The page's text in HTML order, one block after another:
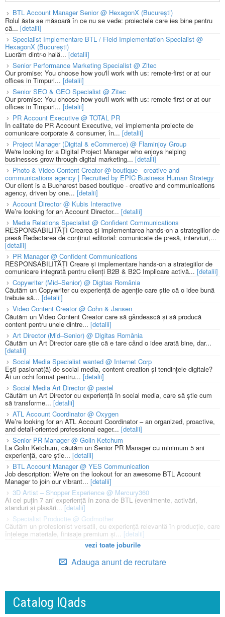
BTL Account Manager Senior @ HexagonX (București)
Rolul ăsta se măsoară în ce nu se vede: proiectele care ies bine pentru
că... [detalii]
Specialist Implementare BTL / Field Implementation Specialist @
HexagonX (București)
Lucrăm dintr-o hală...[detalii]
Senior Performance Marketing Specialist @ Zitec
Our promise: You choose how you'll work with us: remote-first or at our
offices in Timpuri... [detalii]
Senior SEO & GEO Specialist @ Zitec
Our promise: You choose how you'll work with us: remote-first or at our
offices in Timpuri... [detalii]
PR Account Executive @ TOTAL PR
În calitate de PR Account Executive, vei implementa proiecte de
comunicare corporate & consumer, în... [detalii]
Project Manager (Digital & eCommerce) @ Flaminjoy Group
We're looking for a Digital Project Manager who enjoys helping
businesses grow through digital marketing... [detalii]
Photo & Video Content Creator @ boutique - creative and
communications agency | Recruited by EPIC Business Human Strategy
Our client is a Bucharest based boutique - creative and communications
agency, driven by one... [detalii]
Account Director @ Kubis Interactive
We’re looking for an Account Director... [detalii]
Media Relations Specialist @ Confident Communications
RESPONSABILITĂȚI Crearea și implementarea hands-on a strategiilor de
presă Redactarea de conținut editorial: comunicate de presă, interviuri,...
[detalii]
PR Manager @ Confident Communications
RESPONSABILITĂȚI Creare și implementare hands-on a strategiilor de
comunicare integrată pentru clienți B2B & B2C Implicare activă... [detalii]
Copywriter (Mid–Senior) @ Digitas România
Căutăm un Copywriter cu experiență de agenție care știe că o idee bună
trebuie să... [detalii]
Video Content Creator @ Cohn & Jansen
Căutăm un Video Content Creator care să gândească și să producă
content pentru unele dintre... [detalii]
Art Director (Mid–Senior) @ Digitas România
Căutăm un Art Director care știe că e tare când o idee arată bine, dar...
[detalii]
Social Media Specialist wanted @ Internet Corp
Ești pasionat(ă) de social media, content creation și tendințele digitale?
Ai un ochi format pentru... [detalii]
Social Media Art Director @ pastel
Căutăm un Art Director cu experiență în social media, care să știe cum
să transforme... [detalii]
ATL Account Coordinator @ Oxygen
We’re looking for an ATL Account Coordinator – an organized, proactive,
and detail-oriented professional eager... [detalii]
Senior PR Manager @ Golin Ketchum
La Golin Ketchum, căutăm un Senior PR Manager cu minimum 5 ani
experiență, care știe... [detalii]
BTL Account Manager @ YES Communication
Job description: We're on the lookout for an awesome BTL Account
Manager to join our vibrant... [detalii]
3D Artist – Shopper Experience @ Mercury360
Ai cel puțin 7 ani experiență în zona de BTL (evenimente, activări,
standuri și plasări... [detalii]
Specialist Productie @ Godmother
Căutăm un profesionist versatil, cu experiență relevantă în producție, care
înțelege materiale, finisaje premium și... [detalii]
vezi toate joburile
Adauga anunt de recrutare
Catalog IQads